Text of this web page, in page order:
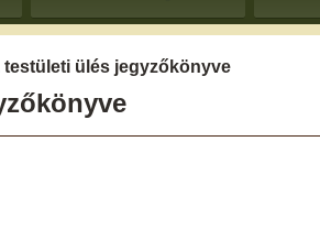
testületi ülés jegyzőkönyve